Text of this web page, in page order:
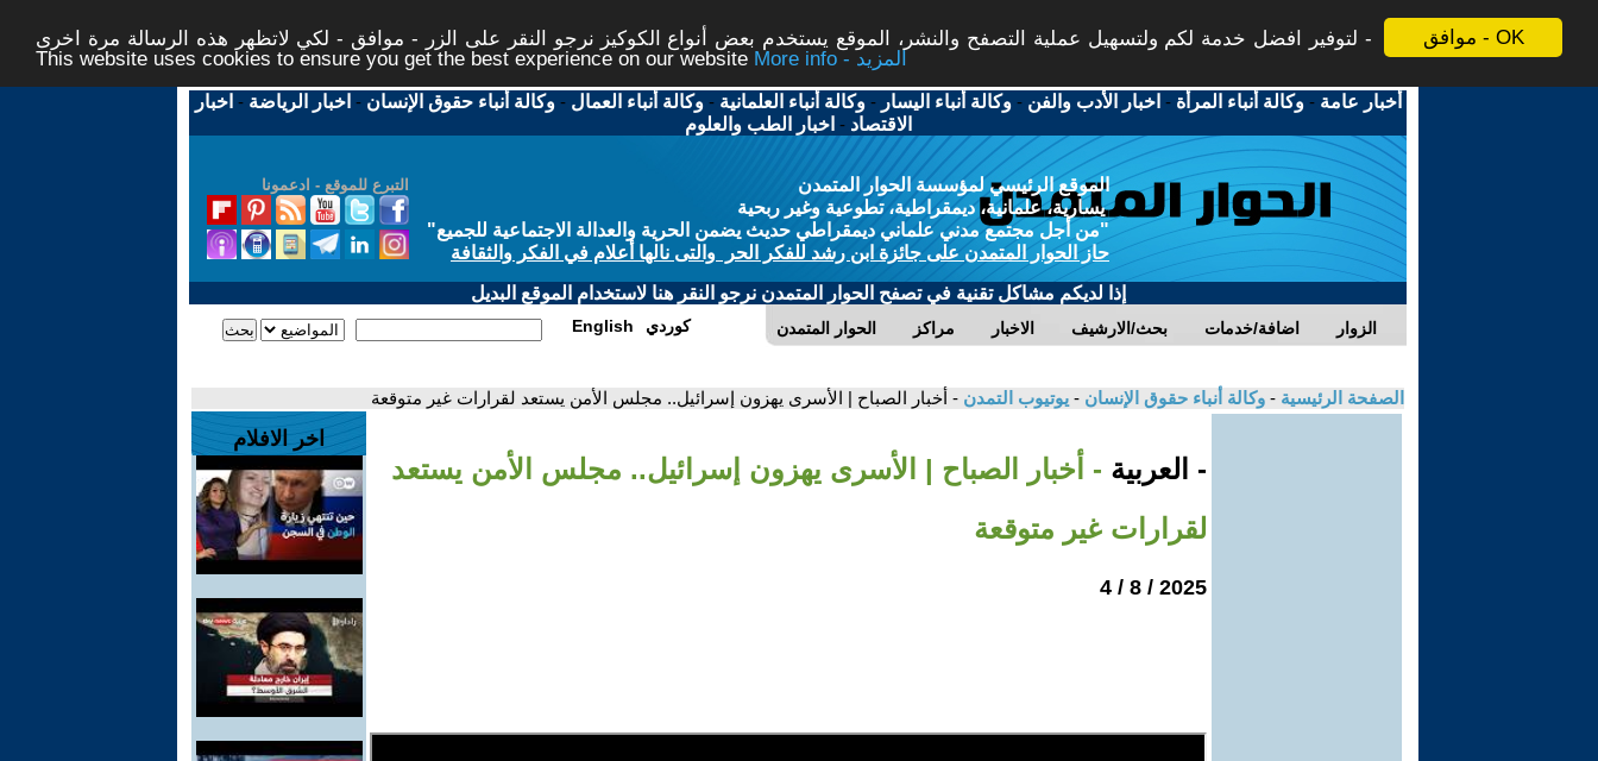
موافق - OK
لتوفير افضل خدمة لكم ولتسهيل عملية التصفح والنشر، الموقع يستخدم بعض أنواع الكوكيز نرجو النقر على الزر - موافق - لكي لاتظهر هذه الرسالة مرة اخرى -
This website uses cookies to ensure you get the best experience on our website
More info - المزيد
أخبار عامة -وكالة أنباء المرأة - اخبار الأدب والفن -وكالة أنباء اليسار -وكالة أنباء العلمانية -وكالة أنباء العمال -وكالة أنباء حقوق الإنسان - اخبار الرياضة - اخبار
الاقتصاد - اخبار الطب والعلوم
التبرع للموقع - ادعمونا
الموقع الرئيسي لمؤسسة الحوار المتمدن
يسارية، علمانية، ديمقراطية، تطوعية وغير ربحية
"من أجل مجتمع مدني علماني ديمقراطي حديث يضمن الحرية والعدالة الاجتماعية للجميع"
حاز الحوار المتمدن على جائزة ابن رشد للفكر الحر والتى نالها أعلام في الفكر والثقافة
إذا لديكم مشاكل تقنية في تصفح الحوار المتمدن نرجو النقر هنا لاستخدام الموقع البديل
الحوار المتمدن مراكز الاخبار بحث/الارشيف اضافة/خدمات الزوار English كوردي
الصفحة الرئيسية - وكالة أنباء حقوق الإنسان - يوتيوب التمدن - أخبار الصباح | الأسرى يهزون إسرائيل.. مجلس الأمن يستعد لقرارات غير متوقعة
- العربية - أخبار الصباح | الأسرى يهزون إسرائيل.. مجلس الأمن يستعد
لقرارات غير متوقعة
2025 / 8 / 4
اخر الافلام